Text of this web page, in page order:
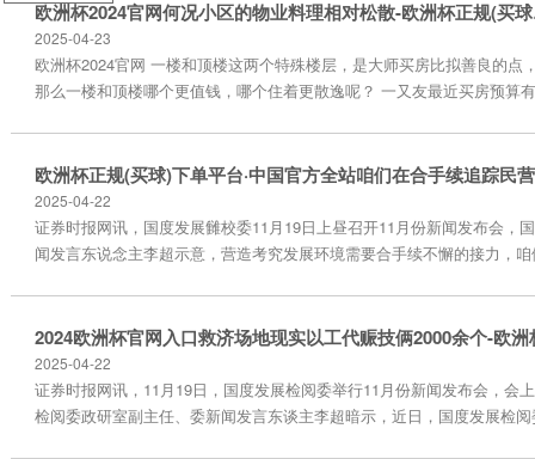
欧洲杯
2025-04-23
欧洲杯2024官网 一楼和顶楼这两个特殊楼层，是大师买房比拟善良的点
那么一楼和顶楼哪个更值钱，哪个住着更散逸呢？ 一又友最近买房预算有
分析，沿途剖判一楼和顶楼的畴昔，望望它们到底谁更值钱，谁更适应
.01 为什么搬离一楼？ 毕业第一套房就买的一楼，带了个50㎡小...
2025-04-22
证券时报网讯，国度发展雠校委11月19日上昼召开11月份新闻发布会，
闻发言东说念主李超示意，营造考究发展环境需要合手续不懈的接力，
规...
2025-04-22
证券时报网讯，11月19日，国度发展检阅委举行11月份新闻发布会，会
检阅委政研室副主任、委新闻发言东谈主李超暗示，近日，国度发展检